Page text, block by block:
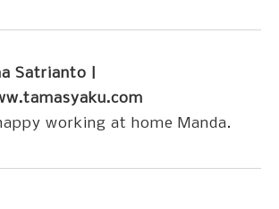
Satrianto |
working at home Manda.